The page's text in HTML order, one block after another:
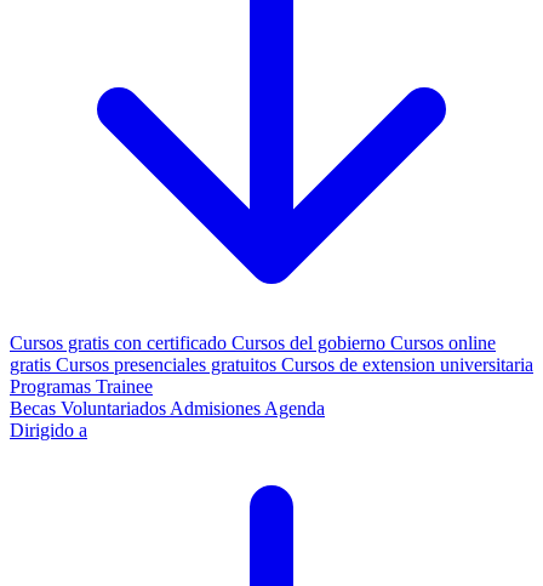
Cursos gratis con certificado Cursos del gobierno Cursos online
gratis Cursos presenciales gratuitos Cursos de extension universitaria
Programas Trainee
Becas Voluntariados Admisiones Agenda
Dirigido a